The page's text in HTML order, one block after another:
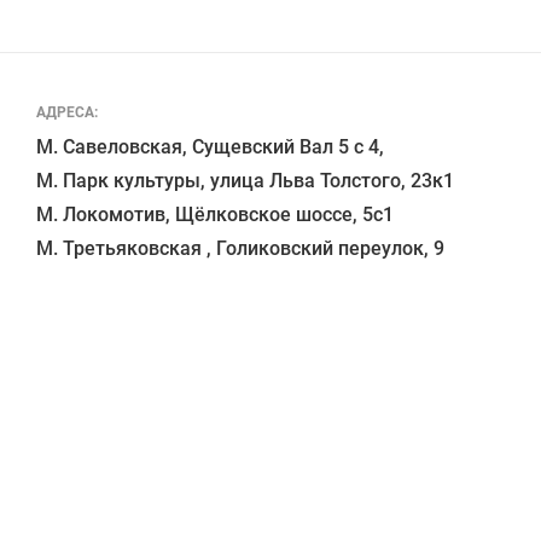
АДРЕСА:
М. Савеловская, Сущевский Вал 5 с 4,
М. Парк культуры, улица Льва Толстого, 23к1
М. Локомотив, Щёлковское шоссе, 5с1